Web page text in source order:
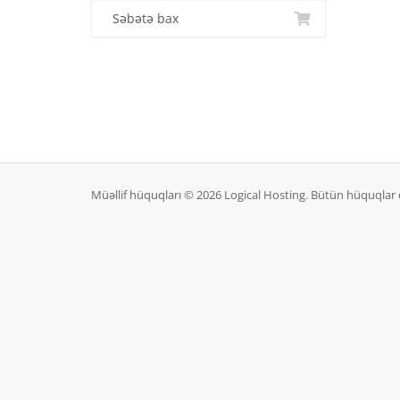
Səbətə bax
Müəllif hüquqları © 2026 Logical Hosting. Bütün